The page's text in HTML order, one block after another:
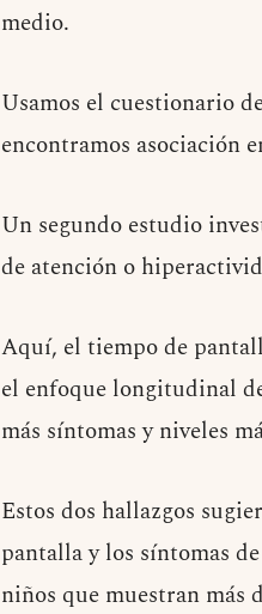
medio.
Usamos el cuestionario
encontramos asociación
Un segundo estudio
de atención o
Aquí, el tiempo de
el enfoque longitudinal
más síntomas y niveles
Estos dos hallazgos
pantalla y los síntomas
niños que muestran más